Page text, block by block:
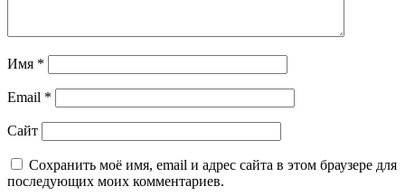
Имя *
Email *
Сайт
Сохранить моё имя, email и адрес сайта в этом браузере для
последующих моих комментариев.